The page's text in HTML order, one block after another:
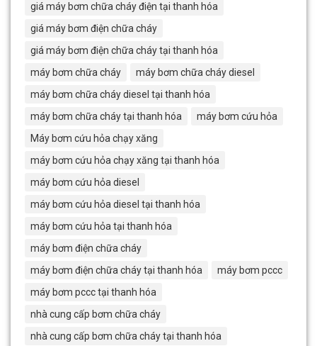
giá máy bơm chữa cháy điện tại thanh hóa
giá máy bơm điện chữa cháy
giá máy bơm điện chữa cháy tại thanh hóa
máy bơm chữa cháy
máy bơm chữa cháy diesel
máy bơm chữa cháy diesel tại thanh hóa
máy bơm chữa cháy tại thanh hóa
máy bơm cứu hỏa
Máy bơm cứu hỏa chạy xăng
máy bơm cứu hỏa chạy xăng tại thanh hóa
máy bơm cứu hỏa diesel
máy bơm cứu hỏa diesel tại thanh hóa
máy bơm cứu hỏa tại thanh hóa
máy bơm điện chữa cháy
máy bơm điện chữa cháy tại thanh hóa
máy bơm pccc
máy bơm pccc tại thanh hóa
nhà cung cấp bơm chữa cháy
nhà cung cấp bơm chữa cháy tại thanh hóa